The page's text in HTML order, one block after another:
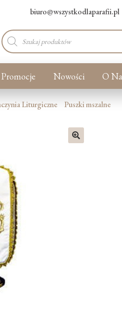
biuro@wszystkodlaparafii.pl
Wyszukiwarka
produktów
Promocje Nowości O
Liturgiczne Puszki mszalne